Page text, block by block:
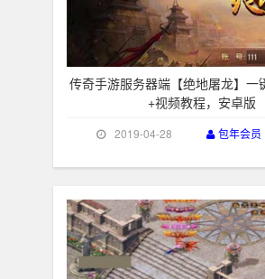
传奇手游服务器端【绝地屠龙】一
+视频教程，安卓版
2019-04-28 包年会员